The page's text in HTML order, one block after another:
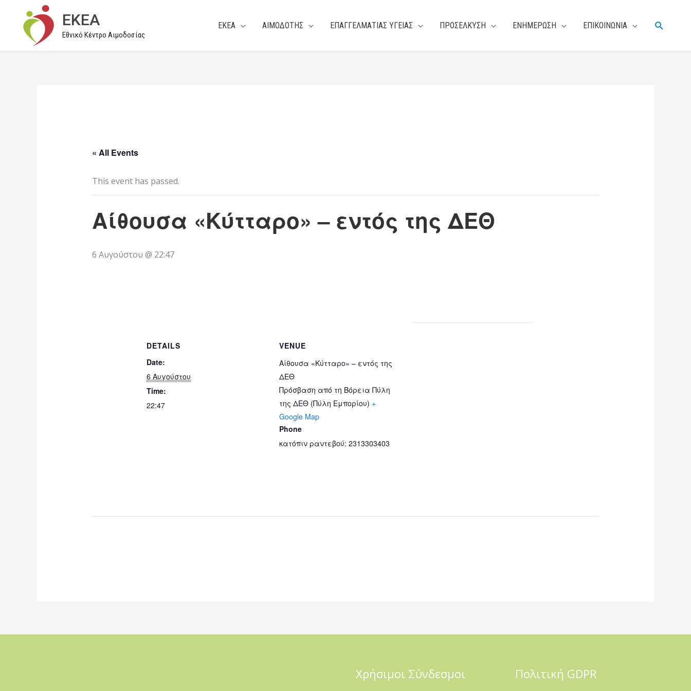
περιεχόμενο
EKEA
Εθνικό Κέντρο Αιμοδοσίας
ΕΚΕΑ ΑΙΜΟΔΟΤΗΣ ΕΠΑΓΓΕΛΜΑΤΙΑΣ ΥΓΕΙΑΣ ΠΡΟΣΕΛΚΥΣΗ ΕΝΗΜΕΡΩΣΗ ΕΠΙΚΟΙΝΩΝΙΑ
« All Events
This event has passed.
Αίθουσα «Κύτταρο» – εντός της ΔΕΘ
6 Αυγούστου @ 22:47
DETAILS
Date:
6 Αυγούστου
Time:
22:47
VENUE
Αίθουσα «Κύτταρο» – εντός της
ΔΕΘ
Πρόσβαση από τη Βόρεια Πύλη
της ΔΕΘ (Πύλη Εμπορίου) +
Google Map
Phone
κατόπιν ραντεβού: 2313303403
Χρήσιμοι Σύνδεσμοι Πολιτική GDPR